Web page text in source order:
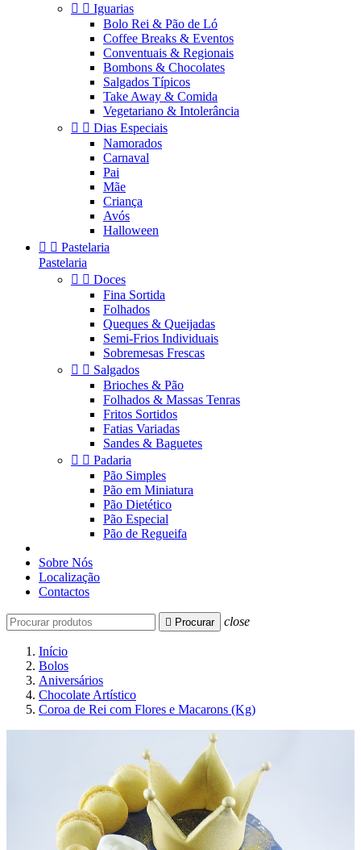
  Iguarias
Bolo Rei & Pão de Ló
Coffee Breaks & Eventos
Conventuais & Regionais
Bombons & Chocolates
Salgados Típicos
Take Away & Comida
Vegetariano & Intolerância
  Dias Especiais
Namorados
Carnaval
Pai
Mãe
Criança
Avós
Halloween
  Pastelaria
Pastelaria
  Doces
Fina Sortida
Folhados
Queques & Queijadas
Semi-Frios Individuais
Sobremesas Frescas
  Salgados
Brioches & Pão
Folhados & Massas Tenras
Fritos Sortidos
Fatias Variadas
Sandes & Baguetes
  Padaria
Pão Simples
Pão em Miniatura
Pão Dietético
Pão Especial
Pão de Regueifa
Sobre Nós
Localização
Contactos
 Procurar close
Início
Bolos
Aniversários
Chocolate Artístico
Coroa de Rei com Flores e Macarons (Kg)